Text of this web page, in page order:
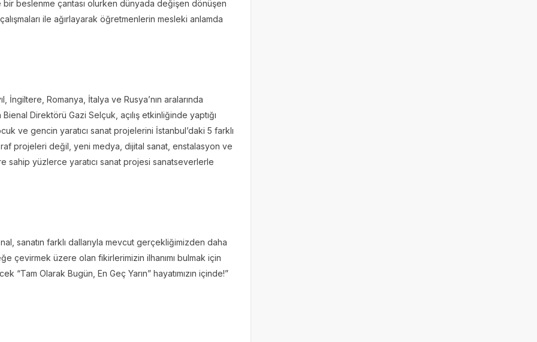
beslenme çantası olurken dünyada değişen dönüşen
ile ağırlayarak öğretmenlerin mesleki anlamda
İngiltere, Romanya, İtalya ve Rusya’nın aralarında
Direktörü Gazi Selçuk, açılış etkinliğinde yaptığı
ve gencin yaratıcı sanat projelerini İstanbul’daki 5 farklı
projeleri değil, yeni medya, dijital sanat, enstalasyon ve
sahip yüzlerce yaratıcı sanat projesi sanatseverlerle
sanatın farklı dallarıyla mevcut gerçekliğimizden daha
çevirmek üzere olan fikirlerimizin ilhanımı bulmak için
“Tam Olarak Bugün, En Geç Yarın” hayatımızın içinde!”